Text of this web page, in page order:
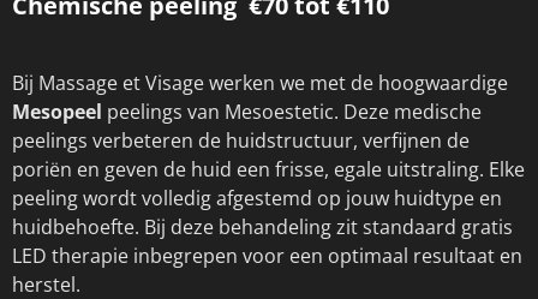
Bij Massage et Visage werken we met de hoogwaardige
Mesopeel peelings van Mesoestetic. Deze medische
peelings verbeteren de huidstructuur, verfijnen de
poriën en geven de huid een frisse, egale uitstraling. Elke
peeling wordt volledig afgestemd op jouw huidtype en
huidbehoefte. Bij deze behandeling zit standaard gratis
LED therapie inbegrepen voor een optimaal resultaat en
herstel.